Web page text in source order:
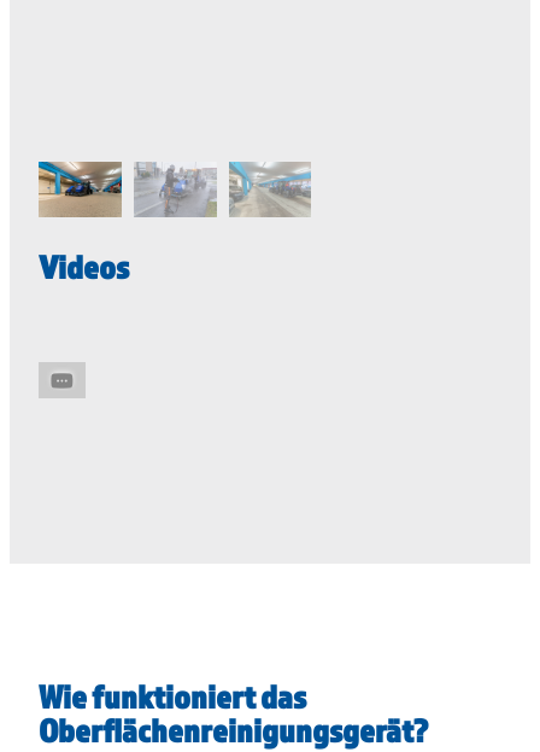
Videos
Wie funktioniert das
Oberflächenreinigungsgerät?